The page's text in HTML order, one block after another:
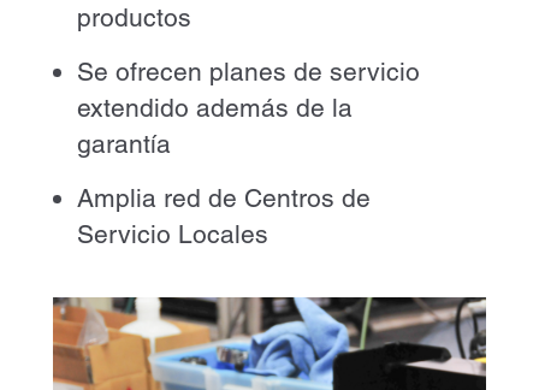
productos
Se ofrecen planes de servicio
extendido además de la
garantía
Amplia red de Centros de
Servicio Locales